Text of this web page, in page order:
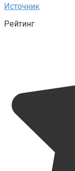
Источник
Рейтинг